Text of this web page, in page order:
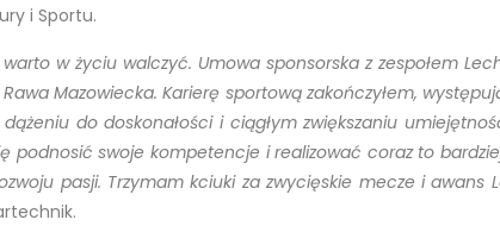
i Sportu.
w życiu walczyć. Umowa sponsorska z zespołem
Rawa Mazowiecka. Karierę sportową zakończyłem,
do doskonałości i ciągłym zwiększaniu
podnosić swoje kompetencje i realizować coraz to
pasji. Trzymam kciuki za zwycięskie mecze i awans